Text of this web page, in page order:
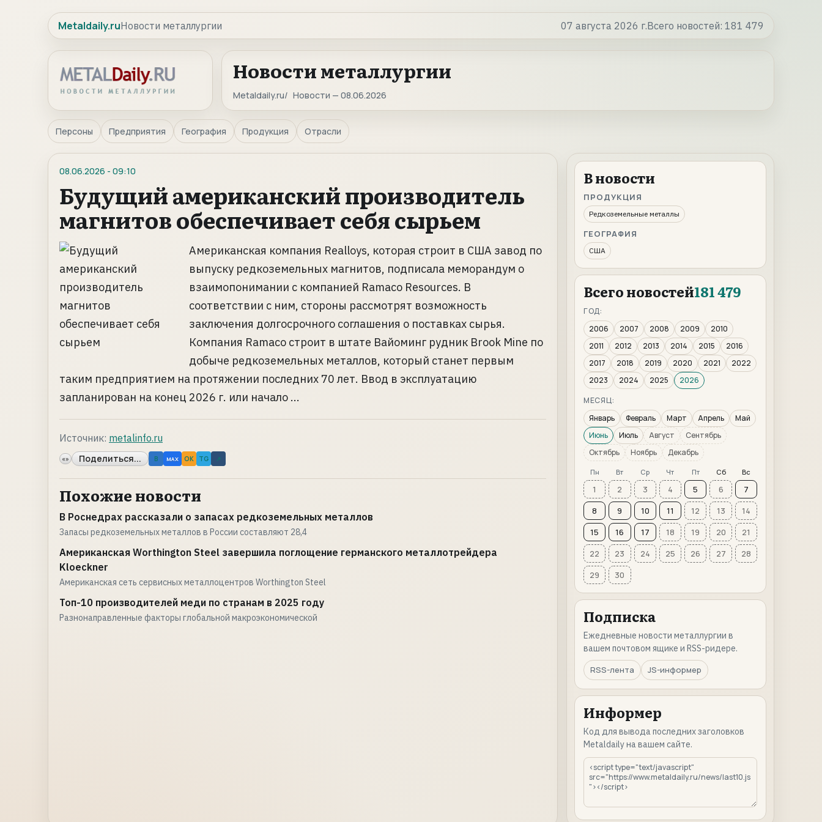
Metaldaily.ruНовости металлургии 07 августа 2026 г.Всего новостей: 181 479
Новости металлургии
Metaldaily.ru Новости — 08.06.2026
Персоны Предприятия География Продукция Отрасли
08.06.2026 - 09:10
Будущий американский производитель
магнитов обеспечивает себя сырьем
Американская компания Realloys, которая строит в США завод по
выпуску редкоземельных магнитов, подписала меморандум о
взаимопонимании с компанией Ramaco Resources. В
соответствии с ним, стороны рассмотрят возможность
заключения долгосрочного соглашения о поставках сырья.
Компания Ramaco строит в штате Вайоминг рудник Brook Mine по
добыче редкоземельных металлов, который станет первым
таким предприятием на протяжении последних 70 лет. Ввод в эксплуатацию
запланирован на конец 2026 г. или начало ...
Источник: metalinfo.ru
«» Поделиться... B MAX OK TG ↗
Похожие новости
В Роснедрах рассказали о запасах редкоземельных металлов
Запасы редкоземельных металлов в России составляют 28,4
Американская Worthington Steel завершила поглощение германского металлотрейдера
Kloeckner
Американская сеть сервисных металлоцентров Worthington Steel
Топ-10 производителей меди по странам в 2025 году
Разнонаправленные факторы глобальной макроэкономической
В новости
ПРОДУКЦИЯ
Редкоземельные металлы
ГЕОГРАФИЯ
США
Всего новостей181 479
ГОД:
2006
2007 2008 2009
2010
2011
2012 2013 2014 2015
2016
2017
2018 2019 2020 2021
2022
2023
2024 2025
2026
МЕСЯЦ:
Январь
Февраль Март Апрель
Май
Июнь
Июль Август
Сентябрь
Октябрь
Ноябрь Декабрь
Пн Вт Ср Чт Пт Сб Вс
1 2 3 4 5 6
7
8
9 10 11 12 13
14
15
16 17 18 19 20
21
22
23 24 25 26 27
28
29
30
Подписка
Ежедневные новости металлургии в
вашем почтовом ящике и RSS-ридере.
RSS-лента
JS-информер
Информер
Код для вывода последних заголовков
Metaldaily на вашем сайте.